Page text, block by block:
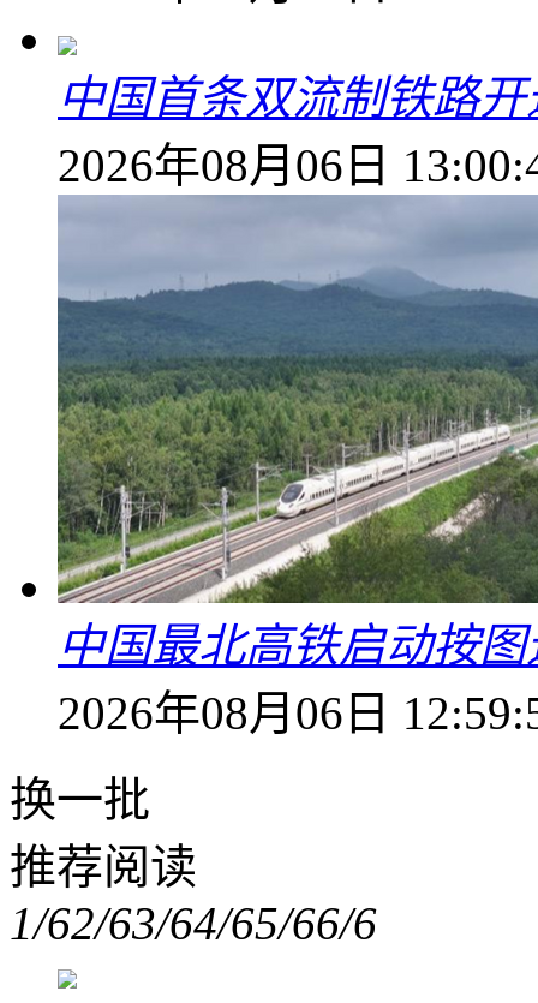
中国首条双流制铁路
2026年08月06日
中国最北高铁启动按
2026年08月06日
换一批
推荐阅读
1/62/63/64/65/66/6